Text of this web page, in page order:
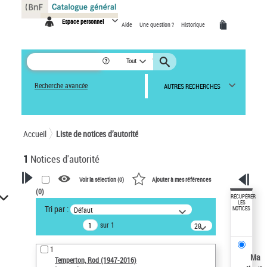
Espace personnel Aide Une question ? Historique
Tout
Recherche avancée AUTRES RECHERCHES
Accueil Liste de notices d’autorité
1 Notices d'autorité
VOTRE RECHERCHE
Recherche avancée dans les
notices d’autorité
Œuvres liées à l'auteur :
Temperton, Rod (1947-2016)
Voir la sélection (0) Ajouter à mes références
(0)
Tri par : Défaut
sur 1
20
résultats/page
1
Temperton, Rod (1947-2016)
RÉCUPÉRER
LES
NOTICES
Ma
Panneau de gestion des cookies